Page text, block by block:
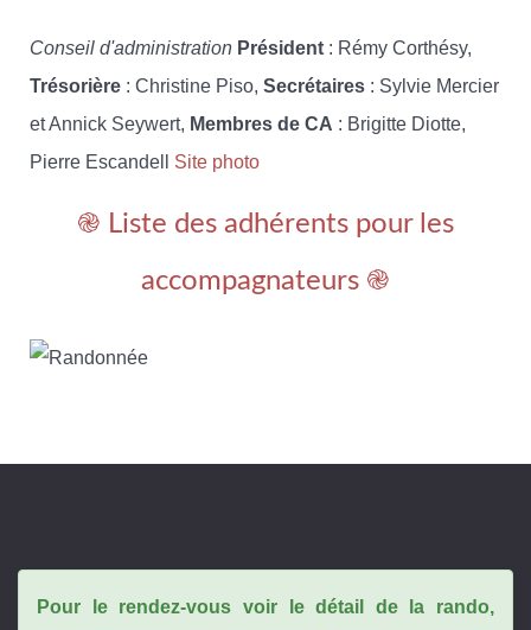
Conseil d'administration Président : Rémy Corthésy,
Trésorière : Christine Piso, Secrétaires : Sylvie Mercier
et Annick Seywert, Membres de CA : Brigitte Diotte,
Pierre Escandell Site photo
֎ Liste des adhérents pour les
accompagnateurs ֎
Pour le rendez-vous voir le détail de la rando,